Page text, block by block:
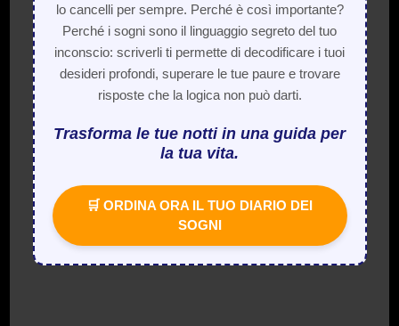
lo cancelli per sempre. Perché è così importante?
Perché i sogni sono il linguaggio segreto del tuo
inconscio: scriverli ti permette di decodificare i tuoi
desideri profondi, superare le tue paure e trovare
risposte che la logica non può darti.
Trasforma le tue notti in una guida per
la tua vita.
🛒 ORDINA ORA IL TUO DIARIO DEI
SOGNI